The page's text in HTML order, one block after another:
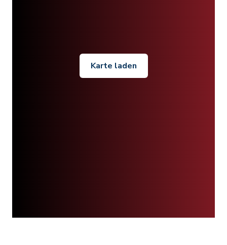
Karte laden